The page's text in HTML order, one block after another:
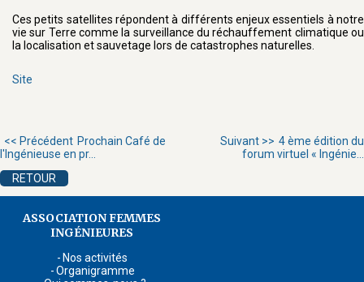
Ces petits satellites répondent à différents enjeux essentiels à notre
vie sur Terre comme la surveillance du réchauffement climatique ou
la localisation et sauvetage lors de catastrophes naturelles.
Site
<< Précédent Prochain Café de
l'Ingénieuse en pr...
Suivant >> 4 ème édition du
forum virtuel « Ingénie...
RETOUR
ASSOCIATION FEMMES
INGÉNIEURES
Nos activités
Organigramme